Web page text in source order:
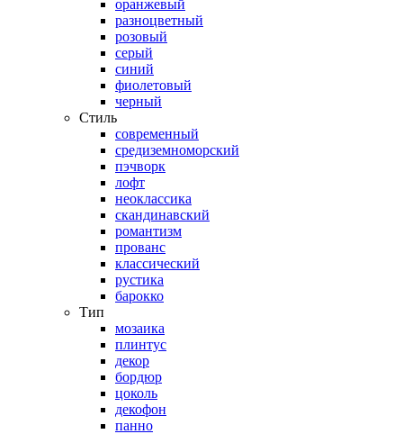
оранжевый
разноцветный
розовый
серый
синий
фиолетовый
черный
Стиль
современный
средиземноморский
пэчворк
лофт
неоклассика
скандинавский
романтизм
прованс
классический
рустика
барокко
Тип
мозаика
плинтус
декор
бордюр
цоколь
декофон
панно